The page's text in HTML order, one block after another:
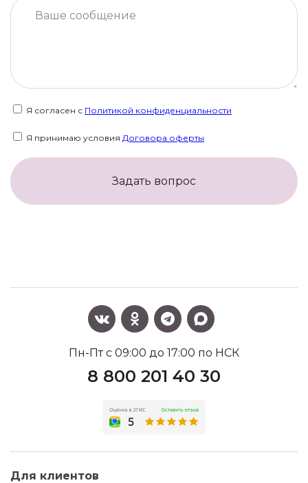
Я согласен с Политикой конфиденциальности
Я принимаю условия Договора оферты
Задать вопрос
Пн-Пт с 09:00 до 17:00 по НСК
8 800 201 40 30
Для клиентов